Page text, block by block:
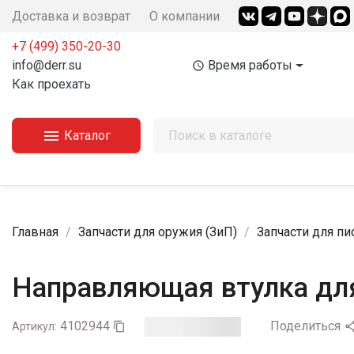
Доставка и возврат О компании
+7 (499) 350-20-30
info@derr.su
Как проехать
access_time Время работы
 Каталог
Главная Запчасти для оружия (ЗиП) Запчасти для
Направляющая втулка
Артикул: 4102944  Поделиться